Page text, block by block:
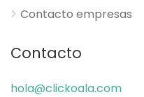
Contacto empresas
Contacto
hola@clickoala.com